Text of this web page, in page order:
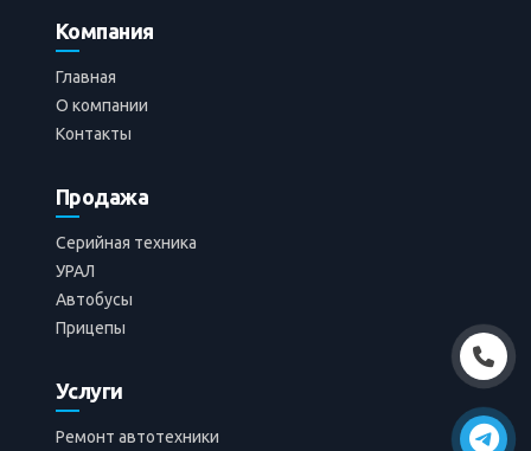
Компания
Главная
О компании
Контакты
Продажа
Серийная техника
УРАЛ
Автобусы
Прицепы
Услуги
Ремонт автотехники